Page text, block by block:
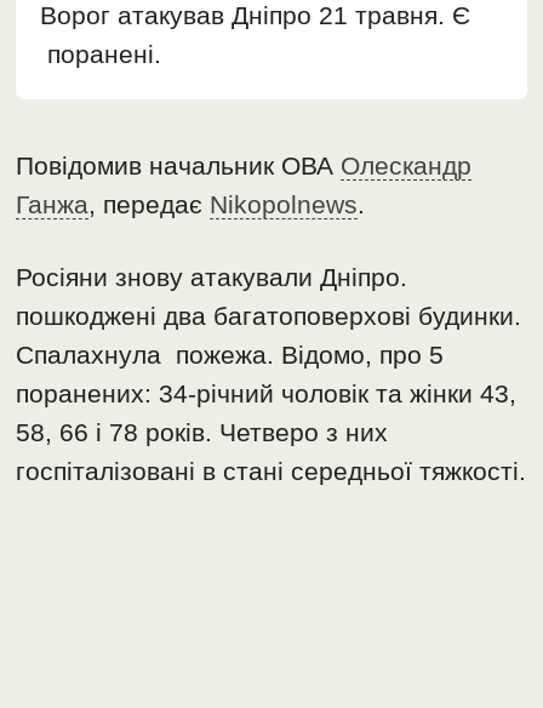
Ворог атакував Дніпро 21 травня. Є
поранені.
Повідомив начальник ОВА Олескандр
Ганжа, передає Nikopolnews.
Росіяни знову атакували Дніпро.
пошкоджені два багатоповерхові будинки.
Спалахнула пожежа. Відомо, про 5
поранених: 34-річний чоловік та жінки 43,
58, 66 і 78 років. Четверо з них
госпіталізовані в стані середньої тяжкості.